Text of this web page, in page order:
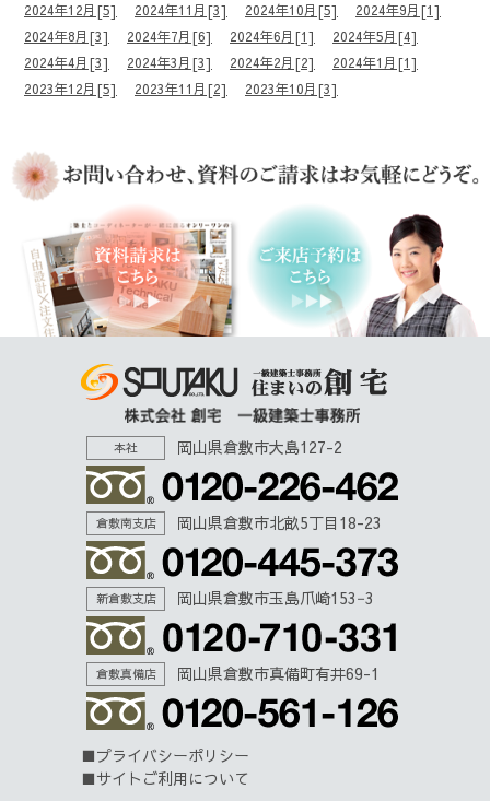
2024年12月[5]
2024年11月[3] 2024年10月[5]
2024年9月[1]
2024年8月[3]
2024年7月[6] 2024年6月[1]
2024年5月[4]
2024年4月[3]
2024年3月[3] 2024年2月[2]
2024年1月[1]
2023年12月[5]
2023年11月[2] 2023年10月[3]
本社 岡山県倉敷市大島127-2
倉敷南支店 岡山県倉敷市北畝5丁目18-23
新倉敷支店 岡山県倉敷市玉島爪崎153−3
倉敷真備店 岡山県倉敷市真備町有井69-1
プライバシーポリシー
サイトご利用について